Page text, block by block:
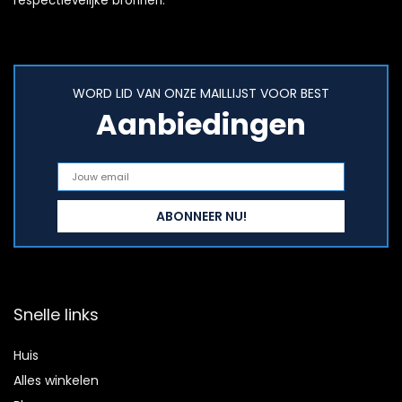
WORD LID VAN ONZE MAILLIJST VOOR BEST
Aanbiedingen
Snelle links
Huis
Alles winkelen